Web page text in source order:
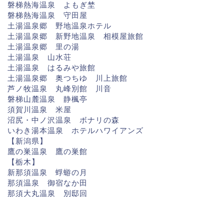
磐梯熱海温泉 よもぎ埜
磐梯熱海温泉 守田屋
土湯温泉郷 野地温泉ホテル
土湯温泉郷 新野地温泉 相模屋旅館
土湯温泉郷 里の湯
土湯温泉 山水荘
土湯温泉 はるみや旅館
土湯温泉郷 奥つちゆ 川上旅館
芦ノ牧温泉 丸峰別館 川音
磐梯山麓温泉 静楓亭
須賀川温泉 米屋
沼尻・中ノ沢温泉 ボナリの森
いわき湯本温泉 ホテルハワイアンズ
【新潟県】
鷹の巣温泉 鷹の巣館
【栃木】
新那須温泉 蜉蝣の月
那須温泉 御宿なか田
那須大丸温泉 別邸回